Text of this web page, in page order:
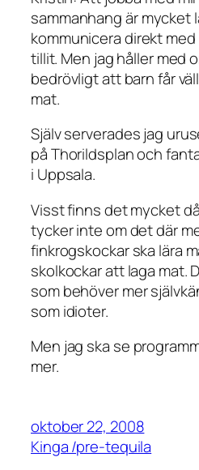
sammanhang är mycket
kommunicera direkt
tillit. Men jag håller med
bedrövligt att barn får
mat.
Själv serverades jag
på Thorildsplan och
i Uppsala.
Visst finns det mycket
tycker inte om det där
finkrogskockar ska lära
skolkockar att laga mat.
som behöver mer
som idioter.
Men jag ska se
mer.
oktober 22, 2008
Kinga /pre-tequila